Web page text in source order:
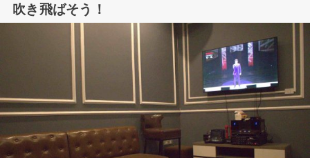
吹き飛ばそう！